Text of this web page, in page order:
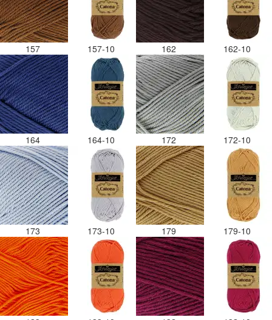
157 157-10 162 162-10
164 164-10 172 172-10
173 173-10 179 179-10